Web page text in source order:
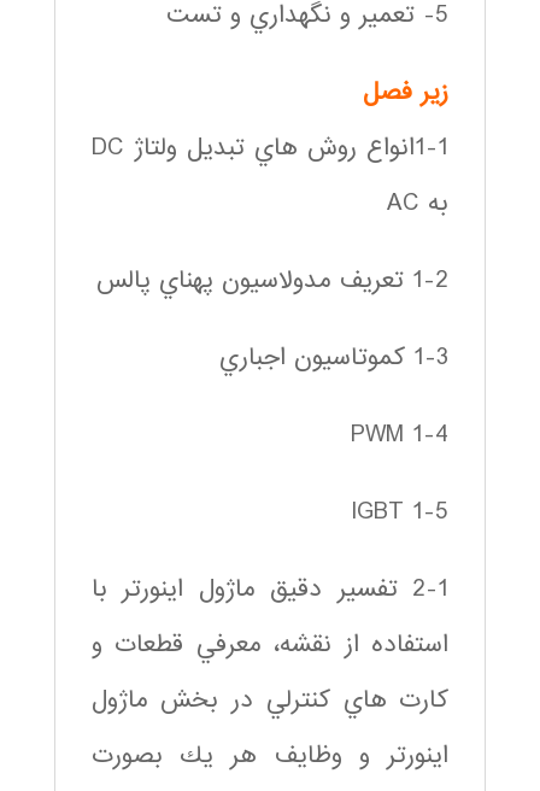
5- تعمير و نگهداري و تست
زير فصل
1-1انواع روش هاي تبديل ولتاژ DC
به AC
1-2 تعريف مدولاسيون پهناي پالس
1-3 كموتاسيون اجباري
1-4 PWM
1-5 IGBT
2-1 تفسير دقيق ماژول اينورتر با
استفاده از نقشه، معرفي قطعات و
كارت هاي كنترلي در بخش ماژول
اينورتر و وظايف هر يك بصورت